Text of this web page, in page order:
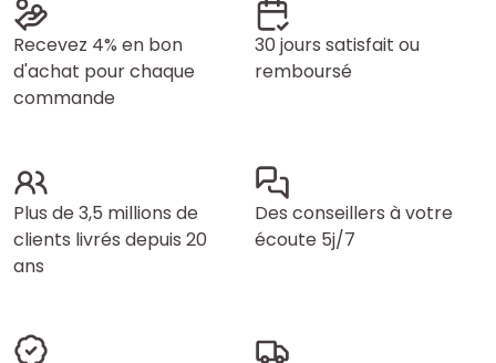
Recevez 4% en bon
d'achat pour chaque
commande
30 jours satisfait ou
remboursé
Plus de 3,5 millions de
clients livrés depuis 20
ans
Des conseillers à votre
écoute 5j/7